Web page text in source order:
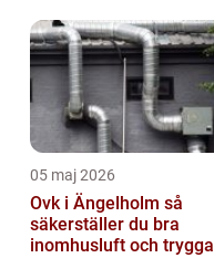
05 maj 2026
Ovk i Ängelholm så
säkerställer du bra
inomhusluft och trygga